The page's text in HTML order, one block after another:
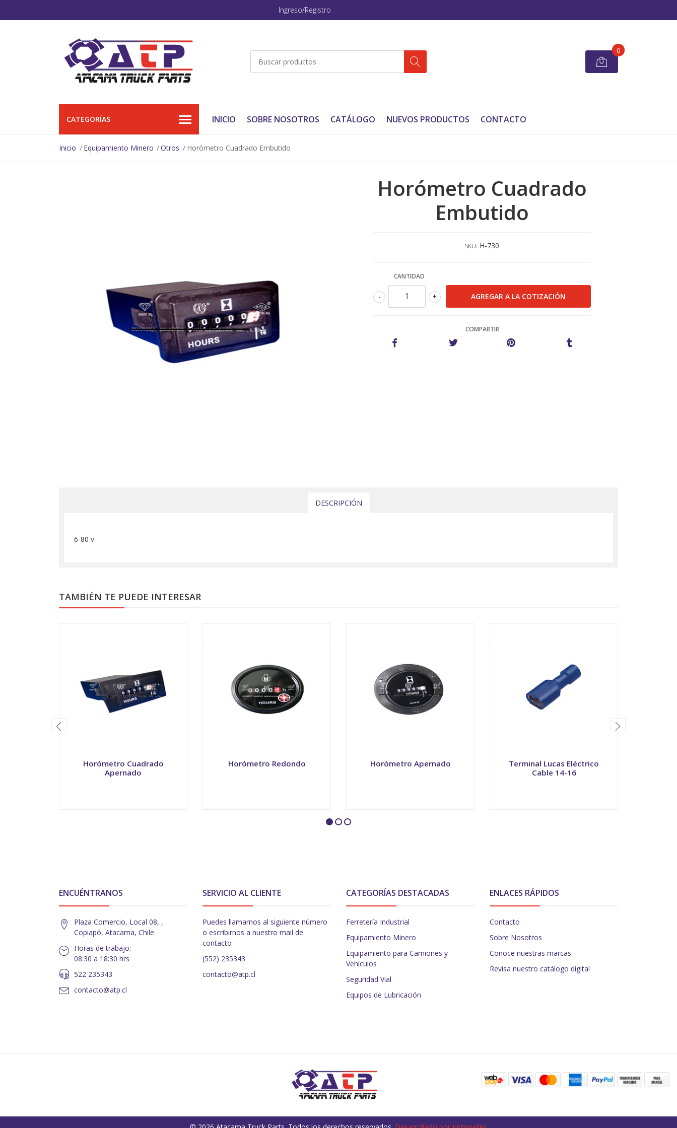
Ingreso/Registro
0
CATEGORÍAS INICIO SOBRE NOSOTROS CATÁLOGO NUEVOS PRODUCTOS CONTACTO
Inicio Equipamiento Minero Otros Horómetro Cuadrado Embutido
Horómetro Cuadrado
Embutido
SKU: H-730
CANTIDAD
+
-
COMPARTIR
DESCRIPCIÓN
6-80 v
TAMBIÉN TE PUEDE INTERESAR
Horómetro Cuadrado
Apernado
Horómetro Redondo Horómetro Apernado
Terminal Lucas Eléctrico
Cable 14-16
ENCUÉNTRANOS
Plaza Comercio, Local 08, ,
Copiapó, Atacama, Chile
Horas de trabajo:
08:30 a 18:30 hrs
522 235343
contacto@atp.cl
SERVICIO AL CLIENTE
Puedes llamarnos al siguiente número
o escribirnos a nuestro mail de
contacto
(552) 235343
contacto@atp.cl
CATEGORÍAS DESTACADAS
Ferretería Industrial
Equipamiento Minero
Equipamiento para Camiones y
Vehículos
Seguridad Vial
Equipos de Lubricación
ENLACES RÁPIDOS
Contacto
Sobre Nosotros
Conoce nuestras marcas
Revisa nuestro catálogo digital